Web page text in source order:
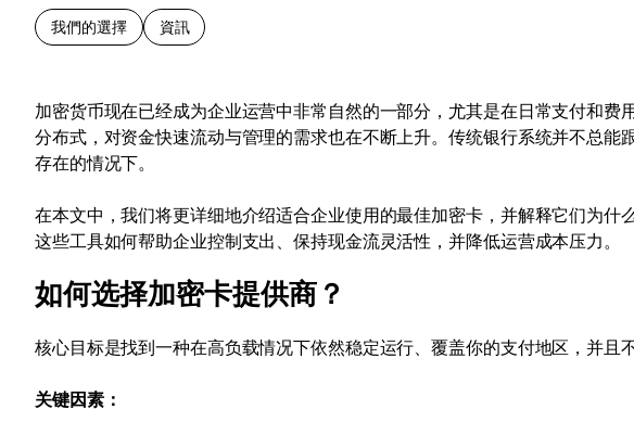
我們的選擇 資訊
加密货币现在已经成为企业运营中非常自然的一部分，尤其是在日常支付和
分布式，对资金快速流动与管理的需求也在不断上升。传统银行系统并不总能
存在的情况下。
在本文中，我们将更详细地介绍适合企业使用的最佳加密卡，并解释它们为什
这些工具如何帮助企业控制支出、保持现金流灵活性，并降低运营成本压力。
如何选择加密卡提供商？
核心目标是找到一种在高负载情况下依然稳定运行、覆盖你的支付地区，并且
关键因素：